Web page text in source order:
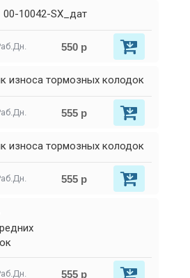
00-10042-SX_дат
550 р
износа тормозных колодок
555 р
износа тормозных колодок
555 р
555 р